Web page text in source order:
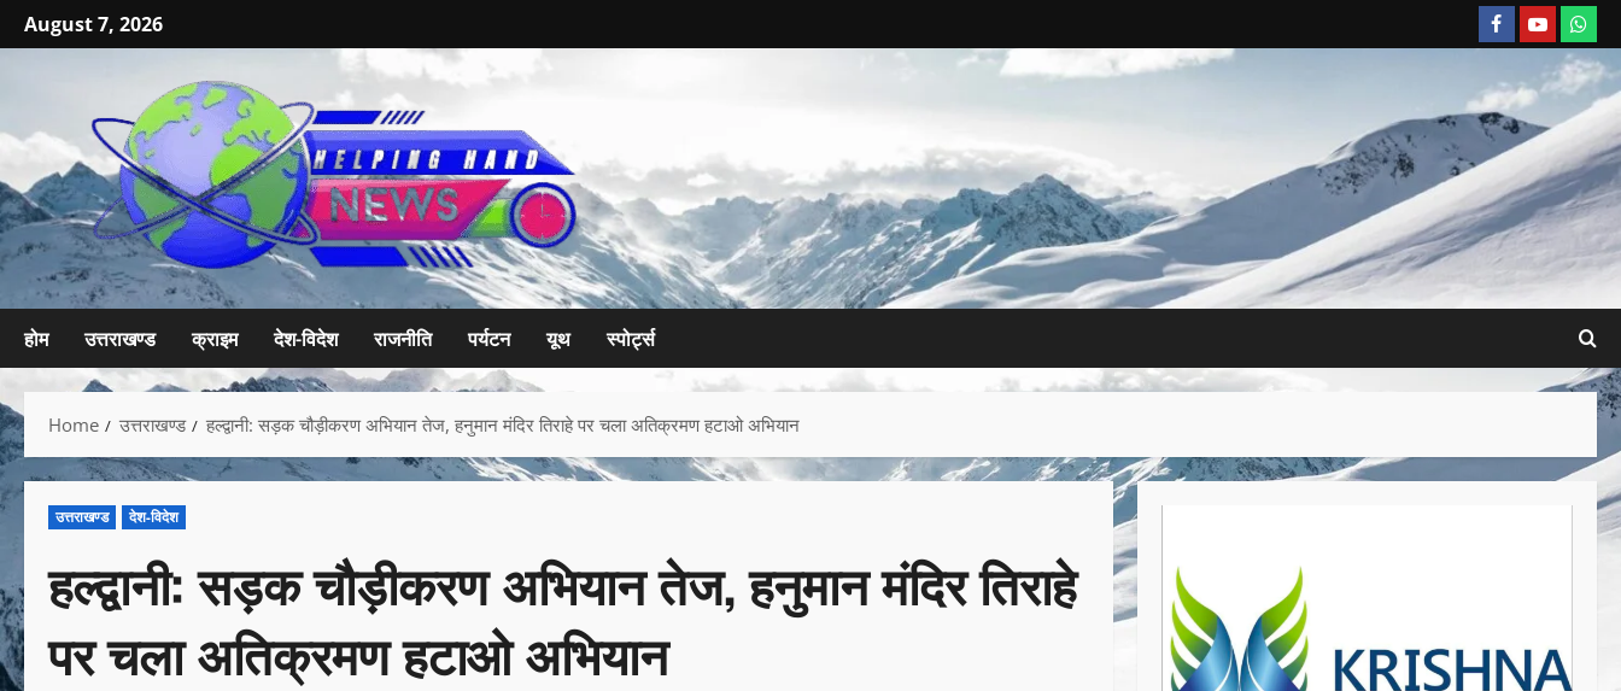
August 7, 2026
होम उत्तराखण्ड क्राइम देश-विदेश राजनीति पर्यटन यूथ स्पोर्ट्स
Home उत्तराखण्ड हल्द्वानी: सड़क चौड़ीकरण अभियान तेज, हनुमान मंदिर तिराहे पर चला अतिक्रमण हटाओ अभियान
उत्तराखण्ड देश-विदेश
हल्द्वानी: सड़क चौड़ीकरण अभियान तेज, हनुमान मंदिर तिराहे
पर चला अतिक्रमण हटाओ अभियान